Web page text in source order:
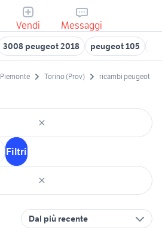
Vendi Messaggi
3008 peugeot 2018 peugeot 105
Piemonte Torino (Prov) ricambi peugeot
Filtri
Dal più recente